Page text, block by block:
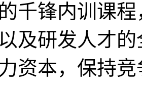
千锋内训课
及研发人才
资本，保持